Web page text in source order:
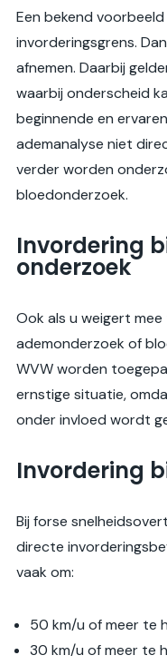
Een bekend
invorderingsgrens.
afnemen. Daarbij
waarbij onderscheid
beginnende en
ademanalyse niet
verder worden
bloedonderzoek.
Invordering
onderzoek
Ook als u weigert
ademonderzoek of
WVW worden
ernstige situatie,
onder invloed wordt
Invordering
Bij forse
directe
vaak om:
50 km/u of meer te
30 km/u of meer te